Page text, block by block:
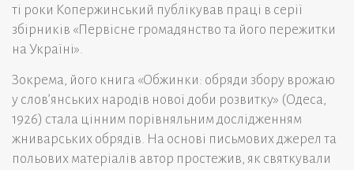
ті роки Копержинський публікував праці в серії
збірників «Первісне громадянство та його пережитки
на Україні».
Зокрема, його книга «Обжинки: обряди збору врожаю
у слов’янських народів нової доби розвитку» (Одеса,
1926) стала цінним порівняльним дослідженням
жниварських обрядів. На основі письмових джерел та
польових матеріалів автор простежив, як святкували